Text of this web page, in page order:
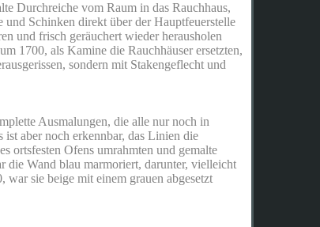
Durchreiche vom Raum in das Rauchhaus,
und Schinken direkt über der Hauptfeuerstelle
und frisch geräuchert wieder herausholen
1700, als Kamine die Rauchhäuser ersetzten,
sondern mit Stakengeflecht und
Ausmalungen, die alle nur noch in
ist aber noch erkennbar, das Linien die
ortsfesten Ofens umrahmten und gemalte
die Wand blau marmoriert, darunter, vielleicht
war sie beige mit einem grauen abgesetzt